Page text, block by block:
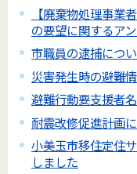
【廃棄物処理事業
の要望に関するア
市職員の逮捕につ
災害発生時の避難
避難行動要支援者
耐震改修促進計画
小美玉市移住定住
しました